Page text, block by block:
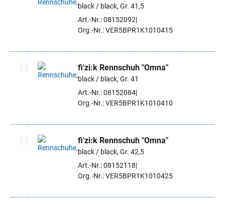
Artikel auswählen
black / black, Gr. 41,5
Art.-Nr.: 08152092
Org.-Nr.: VER5BPR1K1010415
Artikel auswählen
fi'zi:k Rennschuh "Omna"
black / black, Gr. 41
Art.-Nr.: 08152084
Org.-Nr.: VER5BPR1K1010410
Artikel auswählen
fi'zi:k Rennschuh "Omna"
black / black, Gr. 42,5
Art.-Nr.: 08152118
Org.-Nr.: VER5BPR1K1010425